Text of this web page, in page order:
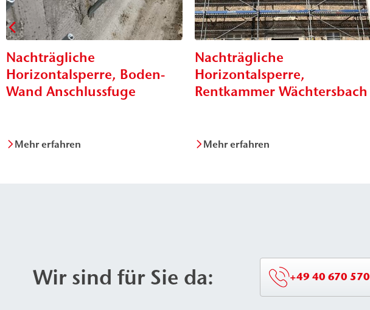
Nachträgliche
Horizontalsperre, Boden-
Wand Anschlussfuge
Mehr erfahren
Nachträgliche
Horizontalsperre,
Rentkammer Wächtersbach
Mehr erfahren
Wir sind für Sie da: +49 40 670 570